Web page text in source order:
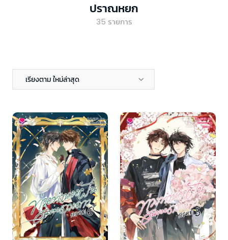
ปราณหยก
35 รายการ
เรียงตาม ใหม่ล่าสุด